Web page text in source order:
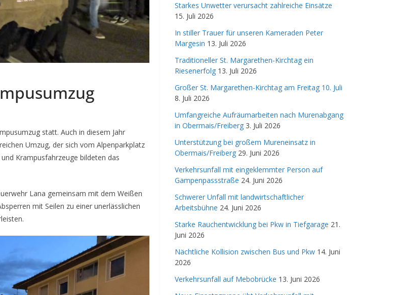
statt. Auch in diesem Jahr
Umzug, der sich vom Alpenparkplatz
Krampusfahrzeuge bildeten das
Lana gemeinsam mit dem Weißen
mit Seilen zu einer unerlässlichen
Starkes Unwetter verursacht zahlreiche Einsätze
15. Juli 2026
In stiller Trauer für unseren Kameraden Peter
Margesin 13. Juli 2026
Traditioneller St. Margarethen-Kirchtag ein
Riesenerfolg 13. Juli 2026
Großer St. Margarethen-Kirchtag am Freitag 10. Juli
8. Juli 2026
Umfangreiche Aufräumarbeiten nach Murenabgang
in Obermais/Freiberg 3. Juli 2026
Unterstützung bei großem Mureneinsatz in
Obermais/Freiberg 29. Juni 2026
Verkehrsunfall mit eingeklemmter Person auf
Gampenpassstraße 24. Juni 2026
Schwerer Unfall mit landwirtschaftlicher
Arbeitsbühne 24. Juni 2026
Starke Rauchentwicklung bei Pkw in Tiefgarage 21.
Juni 2026
Nächtliche Kollision zwischen Bus und Pkw 14. Juni
2026
Verkehrsunfall auf Mebobrücke 13. Juni 2026